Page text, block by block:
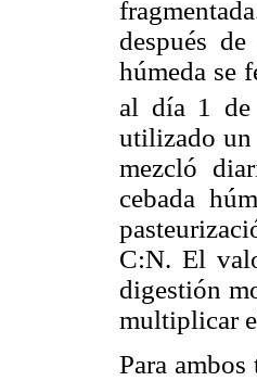
después
húmeda se
al día 1 de
utilizado un
mezcló
cebada
C:N. El
digestión
multiplicar
Para